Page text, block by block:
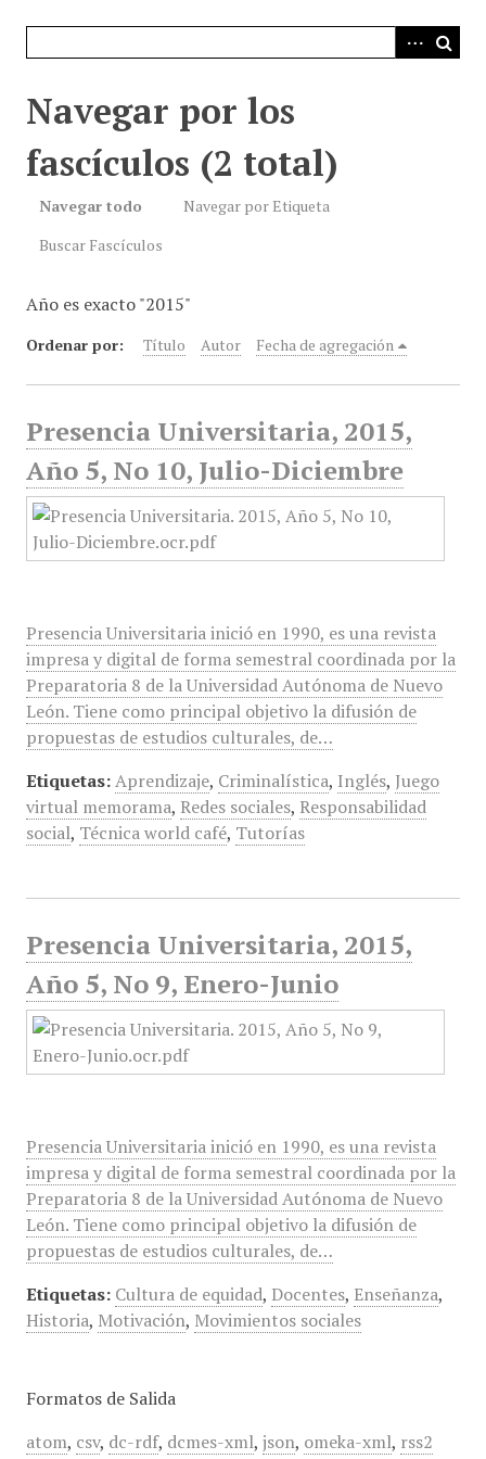
Navegar por los
fascículos (2 total)
Navegar todo
Navegar por Etiqueta
Buscar Fascículos
Año es exacto "2015"
Ordenar por: Título Autor Fecha de agregación
Presencia Universitaria, 2015,
Año 5, No 10, Julio-Diciembre
Presencia Universitaria inició en 1990, es una revista
impresa y digital de forma semestral coordinada por la
Preparatoria 8 de la Universidad Autónoma de Nuevo
León. Tiene como principal objetivo la difusión de
propuestas de estudios culturales, de…
Etiquetas: Aprendizaje, Criminalística, Inglés, Juego
virtual memorama, Redes sociales, Responsabilidad
social, Técnica world café, Tutorías
Presencia Universitaria, 2015,
Año 5, No 9, Enero-Junio
Presencia Universitaria inició en 1990, es una revista
impresa y digital de forma semestral coordinada por la
Preparatoria 8 de la Universidad Autónoma de Nuevo
León. Tiene como principal objetivo la difusión de
propuestas de estudios culturales, de…
Etiquetas: Cultura de equidad, Docentes, Enseñanza,
Historia, Motivación, Movimientos sociales
Formatos de Salida
atom, csv, dc-rdf, dcmes-xml, json, omeka-xml, rss2